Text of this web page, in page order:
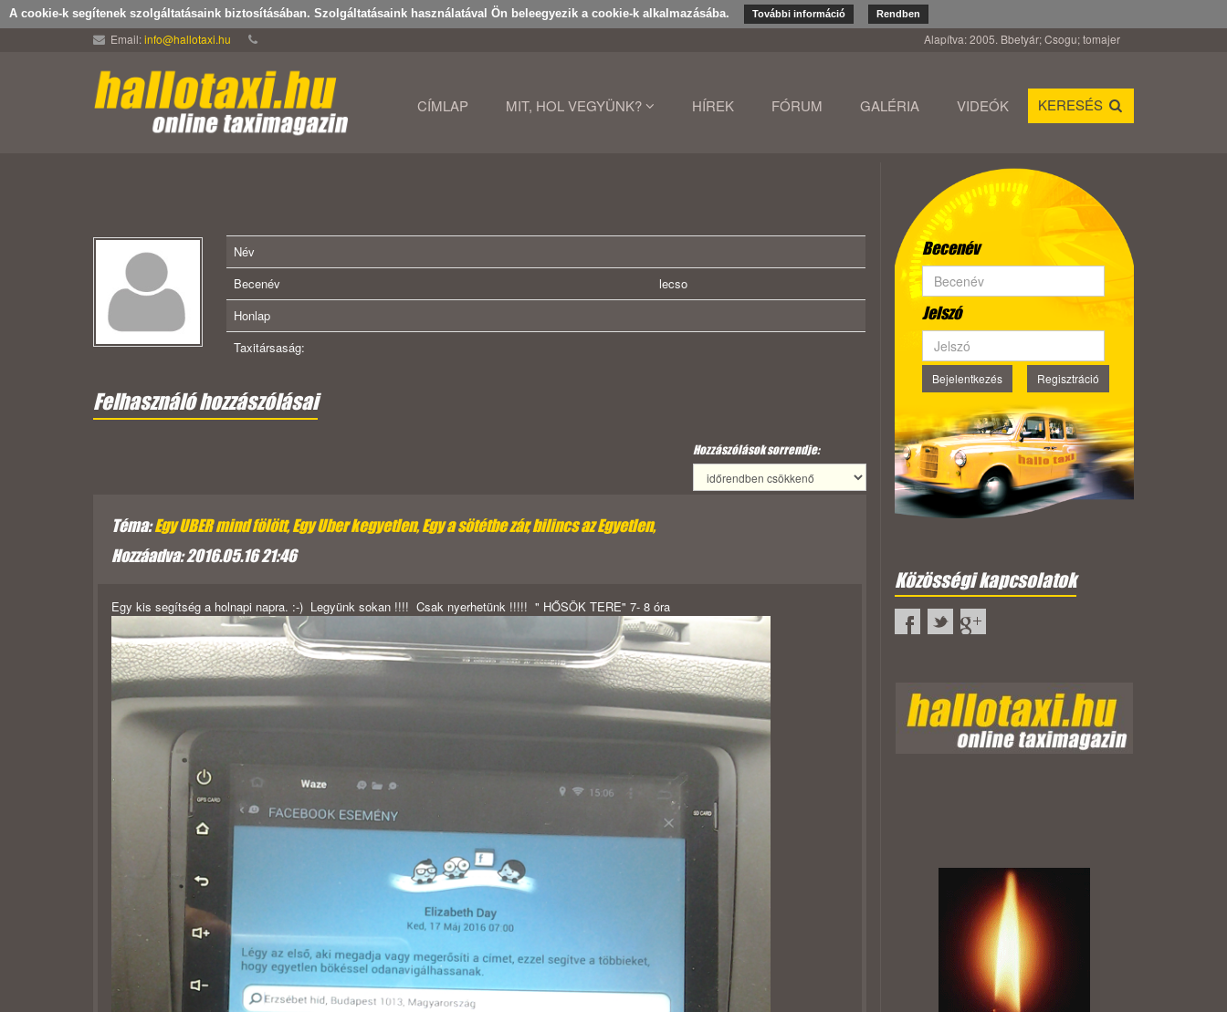
A cookie-k segítenek szolgáltatásaink biztosításában. Szolgáltatásaink használatával Ön beleegyezik a cookie-k alkalmazásába. További információ Rendben
Email:info@hallotaxi.hu Alapítva: 2005. Bbetyár; Csogu; tomajer
CÍMLAP MIT, HOL VEGYÜNK? HÍREK FÓRUM GALÉRIA VIDEÓK KERESÉS
Név
Becenév
lecso
Honlap
Taxitársaság:
Felhasználó hozzászólásai
Hozzászólások sorrendje:
Téma:Egy UBER mind fölött, Egy Uber kegyetlen, Egy a sötétbe zár, bilincs az Egyetlen,
Hozzáadva: 2016.05.16 21:46
Egy kis segítség a holnapi napra. :-) Legyünk sokan !!!! Csak nyerhetünk !!!!! " HŐSÖK TERE" 7- 8 óra
Becenév
Jelszó
Bejelentkezés Regisztráció
Közösségi kapcsolatok